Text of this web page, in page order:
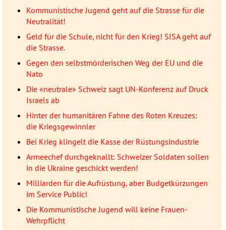
Kommunistische Jugend geht auf die Strasse für die
Neutralität!
Geld für die Schule, nicht für den Krieg! SISA geht auf
die Strasse.
Gegen den selbstmörderischen Weg der EU und die
Nato
Die «neutrale» Schweiz sagt UN-Konferenz auf Druck
Israels ab
Hinter der humanitären Fahne des Roten Kreuzes:
die Kriegsgewinnler
Bei Krieg klingelt die Kasse der Rüstungsindustrie
Armeechef durchgeknallt: Schweizer Soldaten sollen
in die Ukraine geschickt werden!
Milliarden für die Aufrüstung, aber Budgetkürzungen
im Service Public!
Die Kommunistische Jugend will keine Frauen-
Wehrpflicht